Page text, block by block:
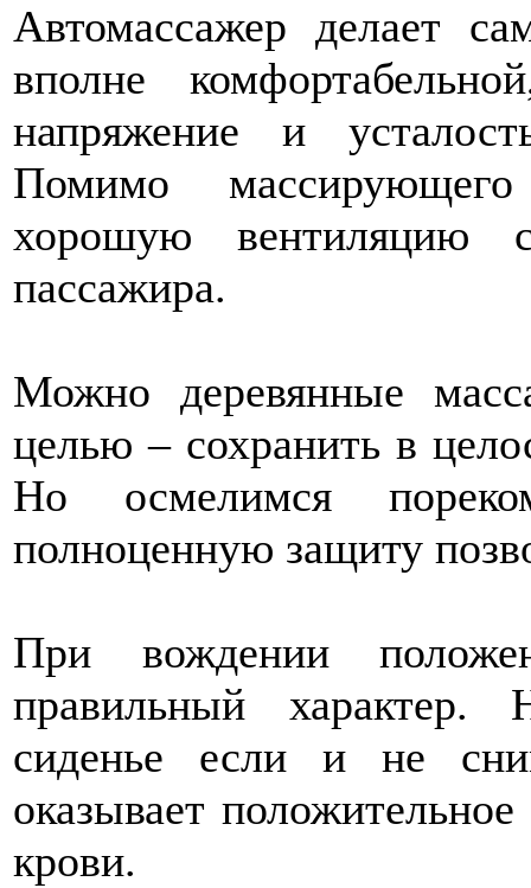
Автомассажер делает
вполне
напряжение и
Помимо
хорошую
пассажира.
Можно деревянные
целью – сохранить в
Но осмелимся
полноценную защиту
При вождении
правильный
сиденье если и не
оказывает
крови.